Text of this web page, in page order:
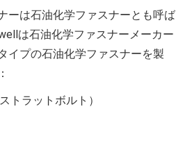
ーは石油化学ファスナーとも呼ば
は石油化学ファスナーメーカー
イプの石油化学ファスナーを製
トラットボルト）